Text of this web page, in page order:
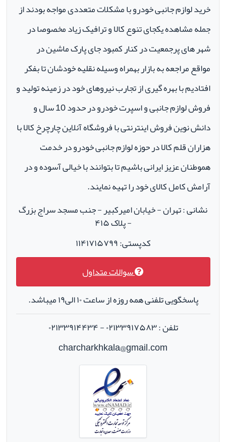
خرید لوازم جانبی خودرو با مشکلات متعددی مواجه بودند از
جمله مشاهده یکجای تنوع کالا و ترافیک زیاد مخصوصا در
شهر های پرجمعیت در کنار کمبود جای پارک ماشین در
مواقع مراجعه به بازار بهمراه وسیله نقلیه خودشان تا بفکر
افتادیم با بهره گیری از تجارب نیروهای خود در زمینه تولید و
فروش لوازم جانبی و اسپرت خودرو در حدود 10 سال و
دانش نوین فروش اینترنتی با فروشگاه آنلاین چارچرخ کالا با
هزاران قلم کالا در حوزه لوازم جانبی خودرو در خدمت
هموطنان عزیز ایرانی باشیم تا بتوانند با خیالی آسوده و در
آرامش کامل کالای خود را تهیه نمایند.
نشانی : تهران - خیابان امیرکبیر - جنب مسجد سراج بزرگ
- پلاک ۴۱۵
کدپستی: ۱۱۴۱۷۱۵۷۹۹
سوالات متداول
پاسخگویی تلفنی همه روزه از ساعت ۱۰ الی۱۹ میباشد.
تلفن : ۰۲۱۳۳۹۱۷۵۸۳ - ۰۲۱۳۳۹۱۴۴۳۴
charcharkhkala@gmail.com